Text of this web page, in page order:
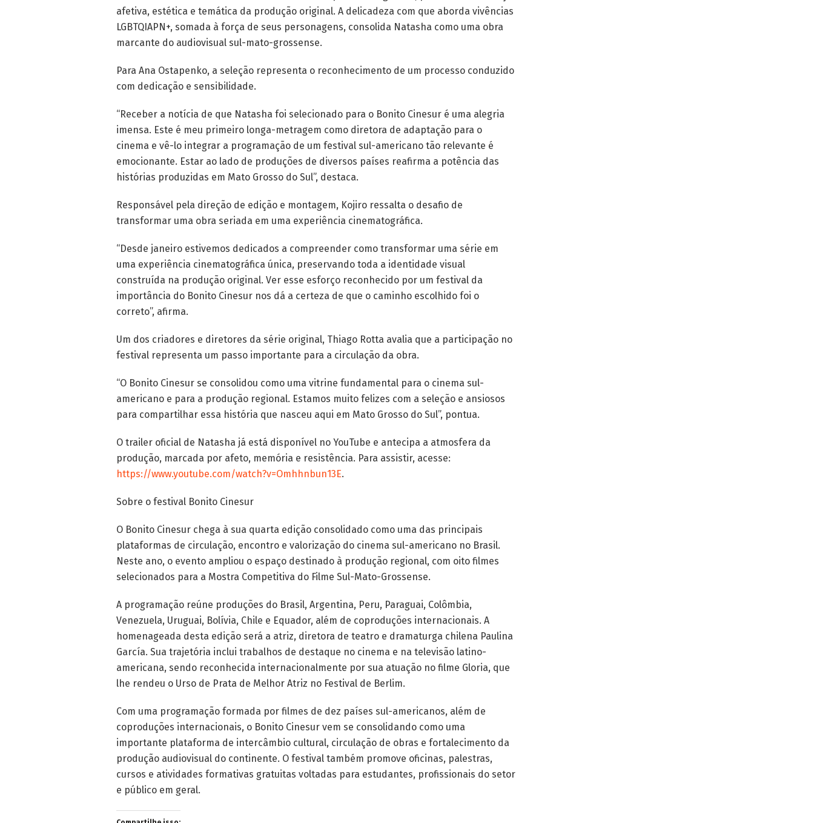
afetiva, estética e temática da produção original. A delicadeza com que aborda vivências
LGBTQIAPN+, somada à força de seus personagens, consolida Natasha como uma obra
marcante do audiovisual sul-mato-grossense.
Para Ana Ostapenko, a seleção representa o reconhecimento de um processo conduzido
com dedicação e sensibilidade.
“Receber a notícia de que Natasha foi selecionado para o Bonito Cinesur é uma alegria
imensa. Este é meu primeiro longa-metragem como diretora de adaptação para o
cinema e vê-lo integrar a programação de um festival sul-americano tão relevante é
emocionante. Estar ao lado de produções de diversos países reafirma a potência das
histórias produzidas em Mato Grosso do Sul”, destaca.
Responsável pela direção de edição e montagem, Kojiro ressalta o desafio de
transformar uma obra seriada em uma experiência cinematográfica.
“Desde janeiro estivemos dedicados a compreender como transformar uma série em
uma experiência cinematográfica única, preservando toda a identidade visual
construída na produção original. Ver esse esforço reconhecido por um festival da
importância do Bonito Cinesur nos dá a certeza de que o caminho escolhido foi o
correto”, afirma.
Um dos criadores e diretores da série original, Thiago Rotta avalia que a participação no
festival representa um passo importante para a circulação da obra.
“O Bonito Cinesur se consolidou como uma vitrine fundamental para o cinema sul-
americano e para a produção regional. Estamos muito felizes com a seleção e ansiosos
para compartilhar essa história que nasceu aqui em Mato Grosso do Sul”, pontua.
O trailer oficial de Natasha já está disponível no YouTube e antecipa a atmosfera da
produção, marcada por afeto, memória e resistência. Para assistir, acesse:
https://www.youtube.com/watch?v=Omhhnbun13E.
Sobre o festival Bonito Cinesur
O Bonito Cinesur chega à sua quarta edição consolidado como uma das principais
plataformas de circulação, encontro e valorização do cinema sul-americano no Brasil.
Neste ano, o evento ampliou o espaço destinado à produção regional, com oito filmes
selecionados para a Mostra Competitiva do Filme Sul-Mato-Grossense.
A programação reúne produções do Brasil, Argentina, Peru, Paraguai, Colômbia,
Venezuela, Uruguai, Bolívia, Chile e Equador, além de coproduções internacionais. A
homenageada desta edição será a atriz, diretora de teatro e dramaturga chilena Paulina
García. Sua trajetória inclui trabalhos de destaque no cinema e na televisão latino-
americana, sendo reconhecida internacionalmente por sua atuação no filme Gloria, que
lhe rendeu o Urso de Prata de Melhor Atriz no Festival de Berlim.
Com uma programação formada por filmes de dez países sul-americanos, além de
coproduções internacionais, o Bonito Cinesur vem se consolidando como uma
importante plataforma de intercâmbio cultural, circulação de obras e fortalecimento da
produção audiovisual do continente. O festival também promove oficinas, palestras,
cursos e atividades formativas gratuitas voltadas para estudantes, profissionais do setor
e público em geral.